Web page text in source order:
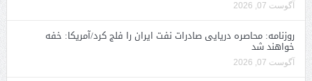
آگوست 07, 2026
روزنامه: محاصره دریایی صادرات نفت ایران را فلج کرد/آمریکا: خفه
خواهند شد
آگوست 07, 2026